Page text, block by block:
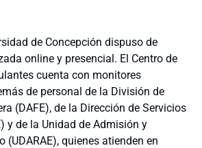
de Concepción dispuso de
online y presencial. El Centro de
cuenta con monitores
de personal de la División de
(DAFE), de la Dirección de Servicios
y de la Unidad de Admisión y
(UDARAE), quienes atienden en